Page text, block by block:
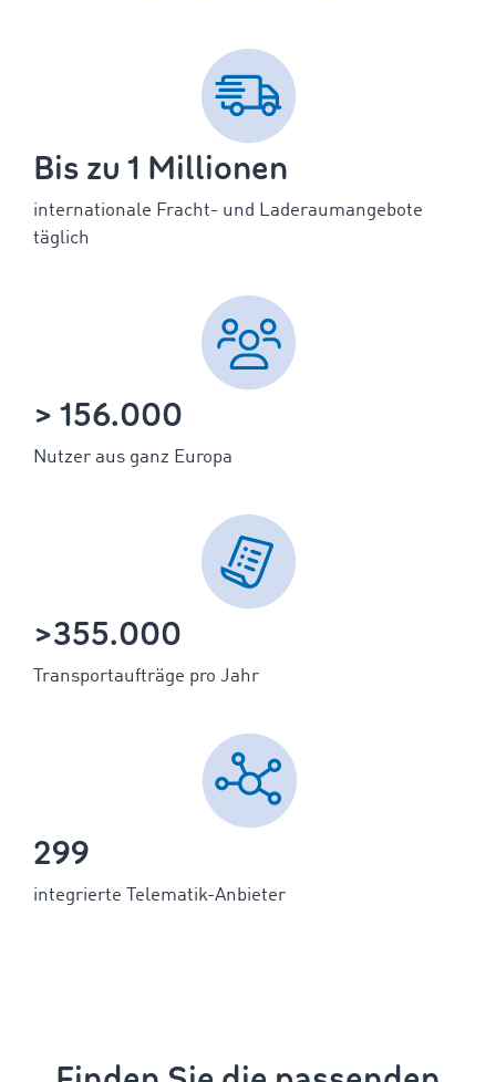
Bis zu 1 Millionen
internationale Fracht- und Laderaumangebote
täglich
> 156.000
Nutzer aus ganz Europa
>355.000
Transportaufträge pro Jahr
299
integrierte Telematik-Anbieter